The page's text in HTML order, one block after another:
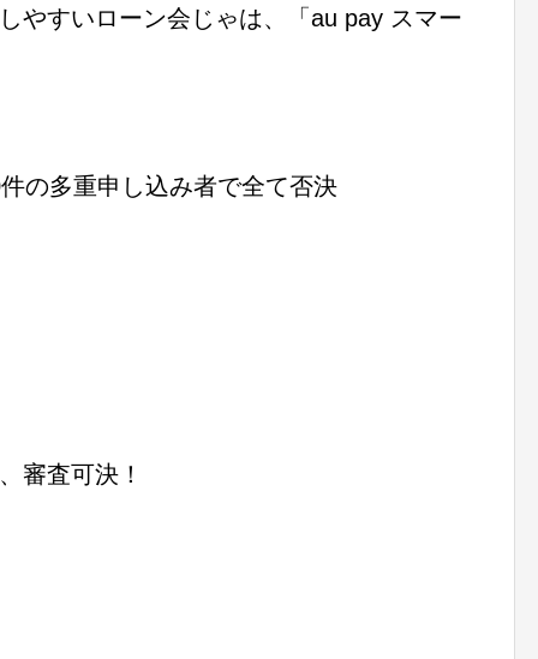
やすいローン会じゃは、「au pay スマー
の多重申し込み者で全て否決
審査可決！